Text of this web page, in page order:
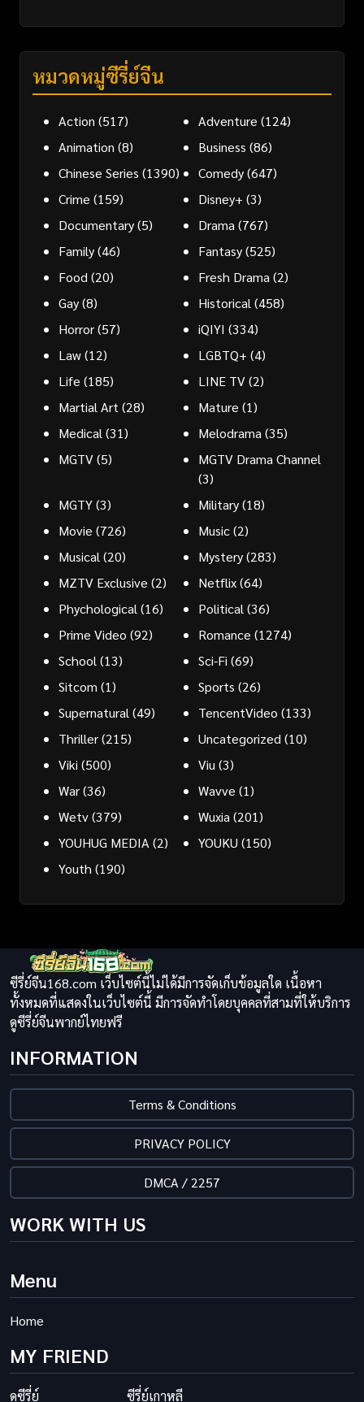
หมวดหมู่ซีรี่ย์จีน
Action (517) Adventure (124)
Animation (8) Business (86)
Chinese Series (1390) Comedy(647)
Crime (159) Disney+ (3)
Documentary(5) Drama (767)
Family(46) Fantasy(525)
Food (20) Fresh Drama (2)
Gay(8) Historical (458)
Horror(57) iQIYI (334)
Law(12) LGBTQ+ (4)
Life (185) LINE TV(2)
Martial Art (28) Mature (1)
Medical (31) Melodrama (35)
MGTV(5)
MGTV Drama Channel
(3)
MGTY(3) Military(18)
Movie (726) Music(2)
Musical (20) Mystery(283)
MZTV Exclusive (2) Netflix(64)
Phychological (16) Political (36)
Prime Video (92) Romance (1274)
School (13) Sci-Fi (69)
Sitcom (1) Sports (26)
Supernatural (49) TencentVideo (133)
Thriller(215) Uncategorized (10)
Viki (500) Viu (3)
War(36) Wavve (1)
Wetv(379) Wuxia (201)
YOUHUG MEDIA (2) YOUKU (150)
Youth (190)
ซีรี่ย์จีน168.com เว็บไซต์นี้ไม่ได้มีการจัดเก็บข้อมูลใด เนื้อหา
ทั้งหมดที่แสดงในเว็บไซต์นี้ มีการจัดทำโดยบุคคลที่สามที่ให้บริการ
ดูซีรี่ย์จีนพากย์ไทยฟรี
INFORMATION
Terms & Conditions
PRIVACY POLICY
DMCA / 2257
WORK WITH US
Menu
Home
MY FRIEND
ดูซีรี่ย์ ซีรี่ย์เกาหลี